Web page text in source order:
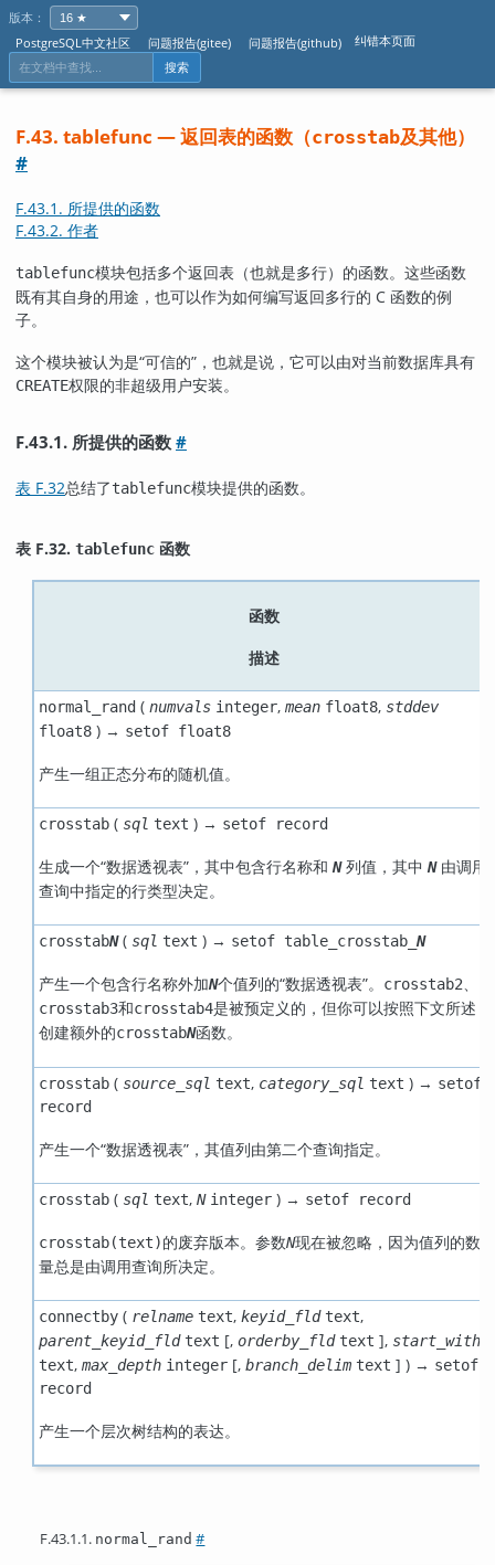
版本：
PostgreSQL中文社区
问题报告(gitee) 问题报告(github) 纠错本页面
搜索
F.43. tablefunc — 返回表的函数（crosstab及其他）
#
F.43.1. 所提供的函数
F.43.2. 作者
tablefunc模块包括多个返回表（也就是多行）的函数。这些函数
既有其自身的用途，也可以作为如何编写返回多行的 C 函数的例
子。
这个模块被认为是“可信的” ，也就是说，它可以由对当前数据库具有
CREATE权限的非超级用户安装。
F.43.1. 所提供的函数#
表 F.32总结了tablefunc模块提供的函数。
表 F.32. tablefunc 函数
函数
描述
normal_rand( numvals integer, mean float8, stddev
float8) → setof float8
产生一组正态分布的随机值。
crosstab( sql text ) → setof record
生成一个“数据透视表”，其中包含行名称和 N列值，其中 N由调用
查询中指定的行类型决定。
crosstabN( sql text ) → setof table_crosstab_ N
产生一个包含行名称外加N个值列的“数据透视表”。 crosstab2
crosstab3和crosstab4是被预定义的，但你可以按照下文所述
创建额外的crosstabN函数。
crosstab( source_sql text, category_sql text ) → setof
record
产生一个“数据透视表”，其值列由第二个查询指定。
crosstab( sql text, N integer) → setof record
crosstab(text)的废弃版本。参数N现在被忽略，因为值列的数
量总是由调用查询所决定。
connectby( relname text, keyid_fld text,
parent_keyid_fld text [, orderby_fld text ], start_with
text, max_depth integer[, branch_delim text ] ) → setof
record
产生一个层次树结构的表达。
F.43.1.1. normal_rand #